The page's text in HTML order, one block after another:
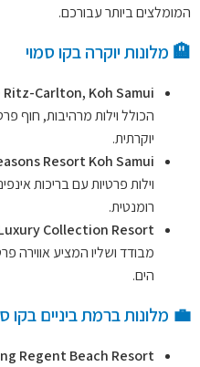
המומלצים ביותר עבורכם.
🏨 מלונות יוקרה בקו סמוי
Ritz-Carlton, Koh Samui
הכולל וילות מרהיבות, חוף
יוקרתית.
Resort Koh Samui
וילות פרטיות עם בריכות
רומנטית.
Collection Resort
מבודד ושליו המציע אווירה
הים.
💼 מלונות ברמת ביניים בקו
Regent Beach Resort